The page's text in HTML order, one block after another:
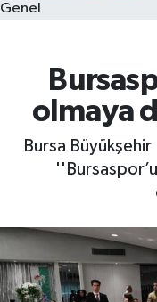
Genel
olmaya
Bursa
Kültür & Sanat
Teknoloji
Bilim
Bilim,